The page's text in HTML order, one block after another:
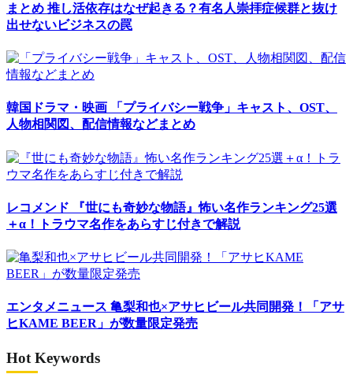
まとめ 推し活依存はなぜ起きる？有名人崇拝症候群と抜け
出せないビジネスの罠
韓国ドラマ・映画 「プライバシー戦争」キャスト、OST、
人物相関図、配信情報などまとめ
レコメンド 『世にも奇妙な物語』怖い名作ランキング25選
＋α！トラウマ名作をあらすじ付きで解説
エンタメニュース 亀梨和也×アサヒビール共同開発！「アサ
ヒKAME BEER」が数量限定発売
Hot Keywords